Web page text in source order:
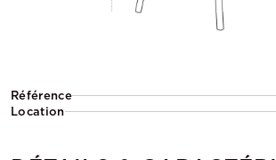
Référence
Location